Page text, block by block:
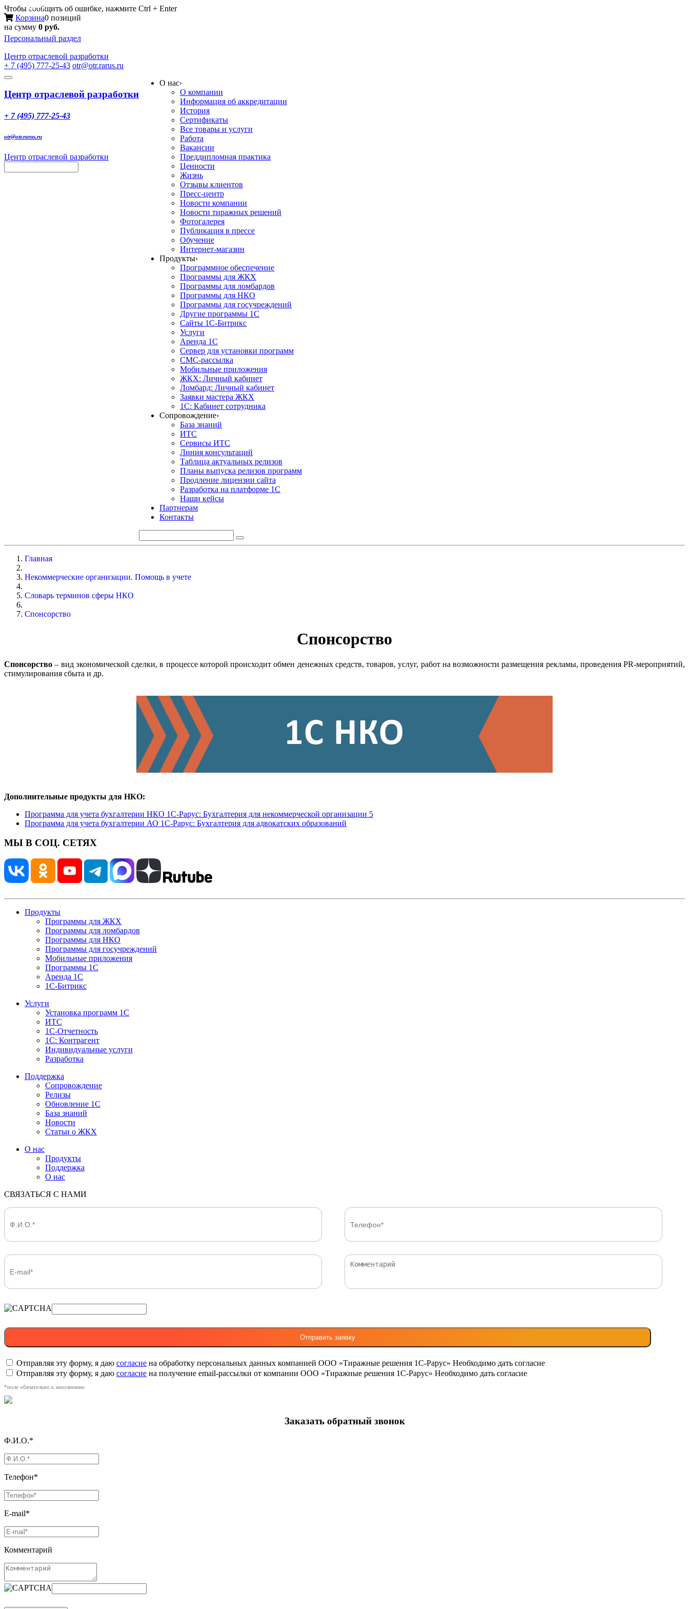
Чтобы сообщить об ошибке, нажмите Ctrl + Enter
Корзина0 позиций
на сумму 0 руб.
Персональный раздел
Центр отраслевой разработки
+ 7 (495) 777-25-43 otr@otr.rarus.ru
Toggle
Меню
Центр отраслевой разработки
+ 7 (495) 777-25-43
otr@otr.rarus.ru
Центр отраслевой разработки
О нас›
О компании
Информация об аккредитации
История
Сертификаты
Все товары и услуги
Работа
Вакансии
Преддипломная практика
Ценности
Жизнь
Отзывы клиентов
Пресс-центр
Новости компании
Новости тиражных решений
Фотогалерея
Публикация в прессе
Обучение
Интернет-магазин
Продукты›
Программное обеспечение
Программы для ЖКХ
Программы для ломбардов
Программы для НКО
Программы для госучреждений
Другие программы 1С
Сайты 1С-Битрикс
Услуги
Аренда 1С
Сервер для установки программ
СМС-рассылка
Мобильные приложения
ЖКХ: Личный кабинет
Ломбард: Личный кабинет
Заявки мастера ЖКХ
1С: Кабинет сотрудника
Сопровождение›
База знаний
ИТС
Сервисы ИТС
Линия консультаций
Таблица актуальных релизов
Планы выпуска релизов программ
Продление лицензии сайта
Разработка на платформе 1С
Наши кейсы
Партнерам
Контакты
Главная
Некоммерческие организации. Помощь в учете
Словарь терминов сферы НКО
Спонсорство
Спонсорство
Спонсорство – вид экономической сделки, в процессе которой происходит обмен денежных средств, товаров, услуг, работ на возможности размещения рекламы, проведения PR-мероприятий,
стимулирования сбыта и др.
Дополнительные продукты для НКО:
Программа для учета бухгалтерии НКО 1С-Рарус: Бухгалтерия для некоммерческой организации 5
Программа для учета бухгалтерии АО 1С-Рарус: Бухгалтерия для адвокатских образований
МЫ В СОЦ. СЕТЯХ
Продукты
Программы для ЖКХ
Программы для ломбардов
Программы для НКО
Программы для госучреждений
Мобильные приложения
Программы 1С
Аренда 1С
1С-Битрикс
Услуги
Установка программ 1С
ИТС
1С-Отчетность
1С: Контрагент
Индивидуальные услуги
Разработка
Поддержка
Сопровождение
Релизы
Обновление 1С
База знаний
Новости
Статьи о ЖКХ
О нас
Продукты
Поддержка
О нас
СВЯЗАТЬСЯ С НАМИ
Отправляя эту форму, я даю согласие на обработку персональных данных компанией ООО «Тиражные решения 1С-Рарус» Необходимо дать согласие
Отправляя эту форму, я даю согласие на получение email-рассылки от компании ООО «Тиражные решения 1С-Рарус» Необходимо дать согласие
*поле обязательно к заполнению
Заказать обратный звонок
Ф.И.О.*
Телефон*
E-mail*
Комментарий